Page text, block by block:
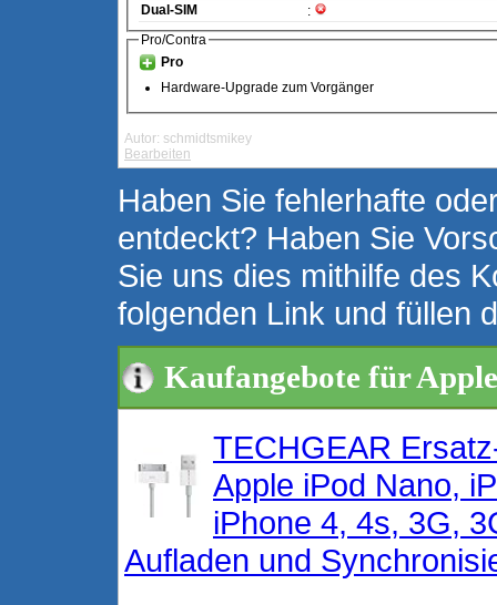
Dual-SIM
:
Pro/Contra
Pro
Hardware-Upgrade zum Vorgänger
Autor: schmidtsmikey
Bearbeiten
Haben Sie fehlerhafte
entdeckt? Haben Sie
Sie uns dies mithilfe des
folgenden Link und füllen
Kaufangebote für
TECHGEAR
Apple iPod Nano,
iPhone 4, 4s, 3G,
Aufladen und